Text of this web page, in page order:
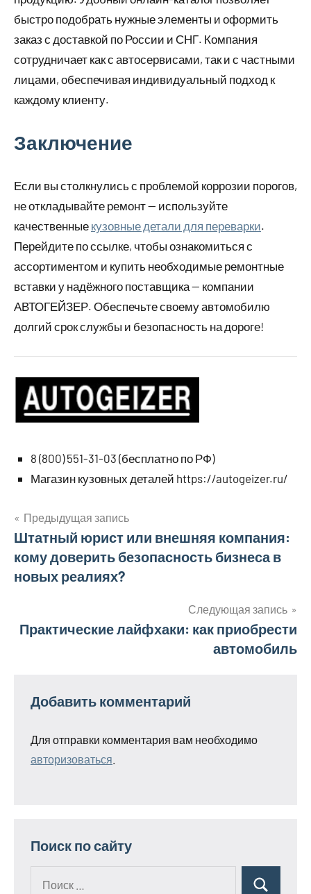
быстро подобрать нужные элементы и оформить
заказ с доставкой по России и СНГ. Компания
сотрудничает как с автосервисами, так и с частными
лицами, обеспечивая индивидуальный подход к
каждому клиенту.
Заключение
Если вы столкнулись с проблемой коррозии порогов,
не откладывайте ремонт — используйте
качественные кузовные детали для переварки.
Перейдите по ссылке, чтобы ознакомиться с
ассортиментом и купить необходимые ремонтные
вставки у надёжного поставщика — компании
АВТОГЕЙЗЕР. Обеспечьте своему автомобилю
долгий срок службы и безопасность на дороге!
8 (800) 551-31-03 (бесплатно по РФ)
Магазин кузовных деталей https://autogeizer.ru/
Навигация
по
Предыдущая запись
Штатный юрист или внешняя компания:
кому доверить безопасность бизнеса в
новых реалиях?
Следующая запись
Практические лайфхаки: как приобрести
автомобиль
Добавить комментарий
Для отправки комментария вам необходимо
авторизоваться
Поиск по сайту